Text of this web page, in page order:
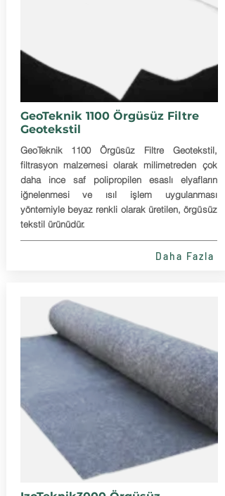
GeoTeknik 1100 Örgüsüz Filtre
Geotekstil
GeoTeknik 1100 Örgüsüz Filtre Geotekstil,
filtrasyon malzemesi olarak milimetreden çok
daha ince saf polipropilen esaslı elyafların
iğnelenmesi ve ısıl işlem uygulanması
yöntemiyle beyaz renkli olarak üretilen, örgüsüz
tekstil ürünüdür.
Daha Fazla